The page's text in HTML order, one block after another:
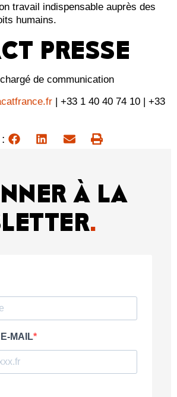
travail indispensable auprès des
humains.
PRESSE
de communication
| +33 1 40 40 74 10 | +33
À LA
.
MAIL